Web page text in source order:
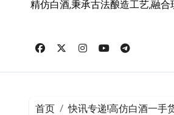
精仿白酒,秉承古法酿造工艺,融
首页 快讯专递!高仿白酒一手